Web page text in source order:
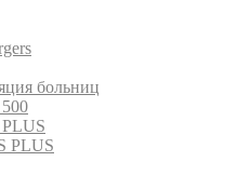
больниц
PLUS